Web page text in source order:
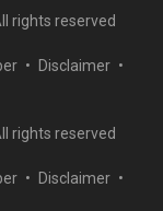
rights reserved
Disclaimer
rights reserved
Disclaimer